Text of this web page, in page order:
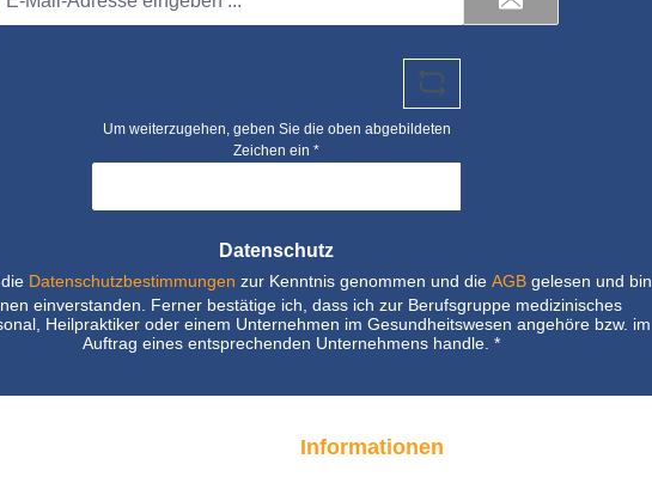
Mail-
Um weiterzugehen, geben Sie die oben abgebildeten
Zeichen ein *
Datenschutz
Datenschutzbestimmungen zur Kenntnis genommen und die AGBgelesen und bin
einverstanden. Ferner bestätige ich, dass ich zur Berufsgruppe medizinisches
Heilpraktiker oder einem Unternehmen im Gesundheitswesen angehöre bzw. im
Auftrag eines entsprechenden Unternehmens handle. *
Informationen